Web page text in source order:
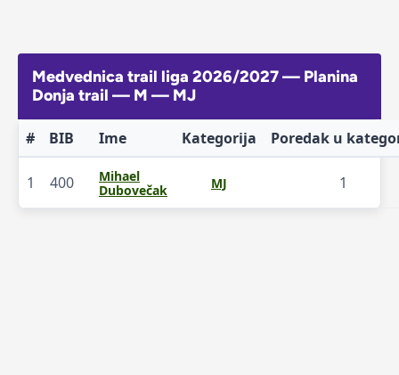
Medvednica trail liga 2026/2027 — Planina
Donja trail — M — MJ
# BIB Ime Kategorija Poredak u
1 400
Mihael
Dubovečak
MJ 1